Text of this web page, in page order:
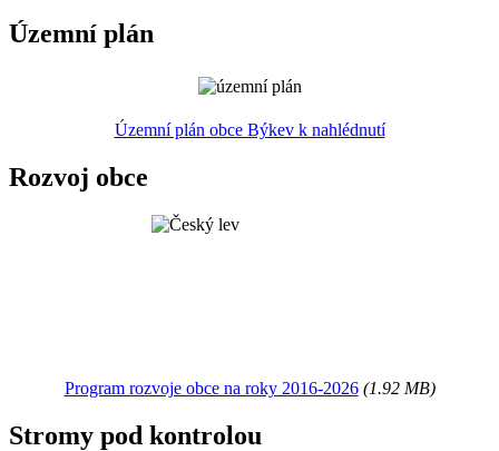
Územní plán
Územní plán obce Býkev k nahlédnutí
Rozvoj obce
Program rozvoje obce na roky 2016-2026(1.92 MB)
Stromy pod kontrolou